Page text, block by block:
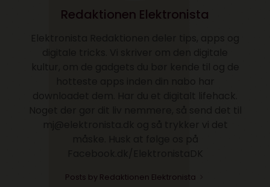
Redaktionen Elektronista
Posts by Redaktionen Elektronista